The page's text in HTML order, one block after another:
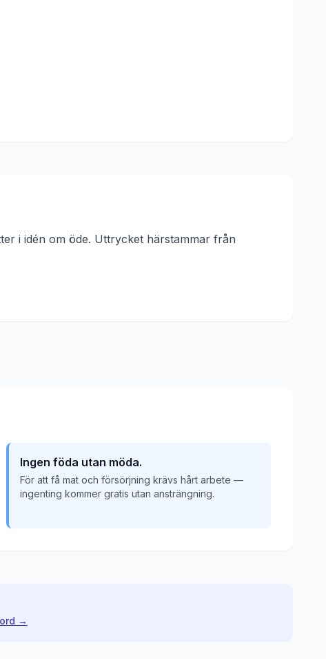
i idén om öde. Uttrycket härstammar från
Ingen föda utan möda.
För att få mat och försörjning krävs hårt arbete —
ingenting kommer gratis utan ansträngning.
→